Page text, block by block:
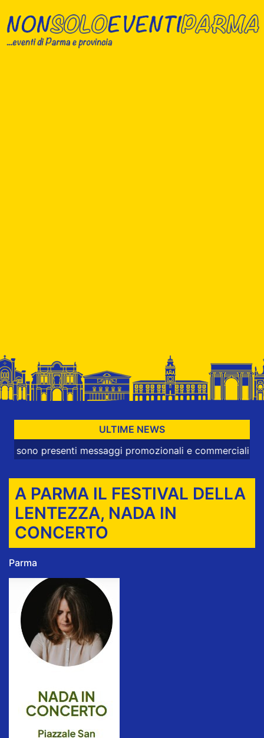
ULTIME NEWS
messaggi promozionali e commerciali
A PARMA IL FESTIVAL DELLA
LENTEZZA, NADA IN
CONCERTO
Parma